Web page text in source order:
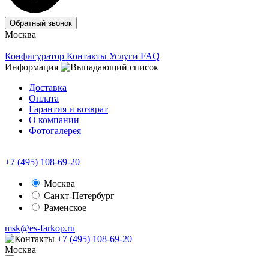
Обратный звонок
Москва
Конфигуратор Контакты Услуги FAQ
Информация
Доставка
Оплата
Гарантия и возврат
О компании
Фотогалерея
+7 (495) 108-69-20
Москва
Санкт-Петербург
Раменское
msk@es-farkop.ru
+7 (495) 108-69-20
Москва